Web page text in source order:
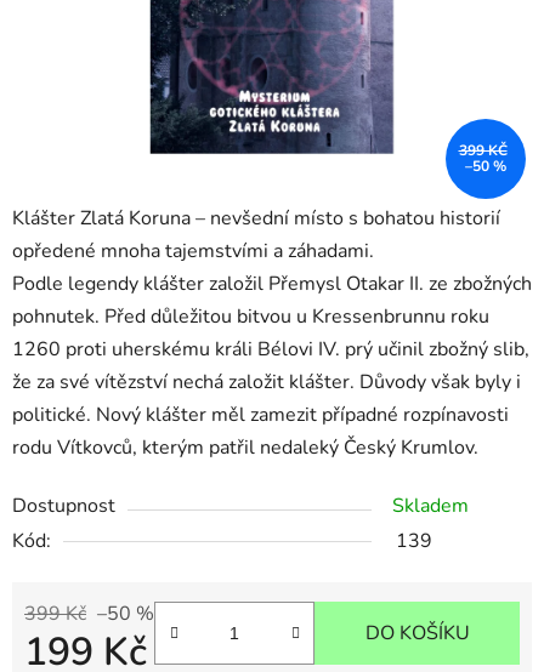
Klášter Zlatá Koruna – nevšední místo s bohatou historií
opředené mnoha tajemstvími a záhadami.
Podle legendy klášter založil Přemysl Otakar II. ze zbožných
pohnutek. Před důležitou bitvou u Kressenbrunnu roku
1260 proti uherskému králi Bélovi IV. prý učinil zbožný slib,
že za své vítězství nechá založit klášter. Důvody však byly i
politické. Nový klášter měl zamezit případné rozpínavosti
rodu Vítkovců, kterým patřil nedaleký Český Krumlov.
Dostupnost
Skladem
Kód:
139
399 Kč –50 %
199 Kč DO KOŠÍKU
399 KČ
–50 %